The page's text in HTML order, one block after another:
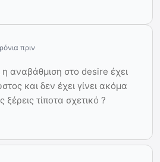
πριν
η αναβάθμιση στο desire έχει
και δεν έχει γίνει ακόμα
τίποτα σχετικό ?